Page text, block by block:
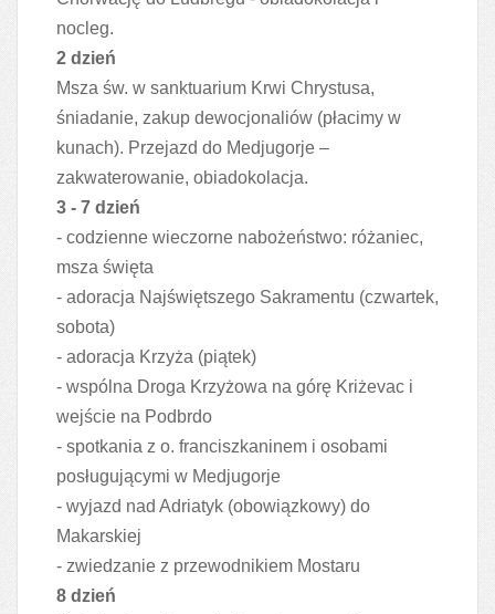
nocleg.
2 dzień
Msza św. w sanktuarium Krwi Chrystusa,
śniadanie, zakup dewocjonaliów (płacimy w
kunach). Przejazd do Medjugorje –
zakwaterowanie, obiadokolacja.
3 - 7 dzień
- codzienne wieczorne nabożeństwo: różaniec,
msza święta
- adoracja Najświętszego Sakramentu (czwartek,
sobota)
- adoracja Krzyża (piątek)
- wspólna Droga Krzyżowa na górę Kriżevac i
wejście na Podbrdo
- spotkania z o. franciszkaninem i osobami
posługującymi w Medjugorje
- wyjazd nad Adriatyk (obowiązkowy) do
Makarskiej
- zwiedzanie z przewodnikiem Mostaru
8 dzień